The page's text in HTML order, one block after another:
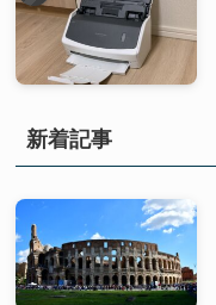
新着記事